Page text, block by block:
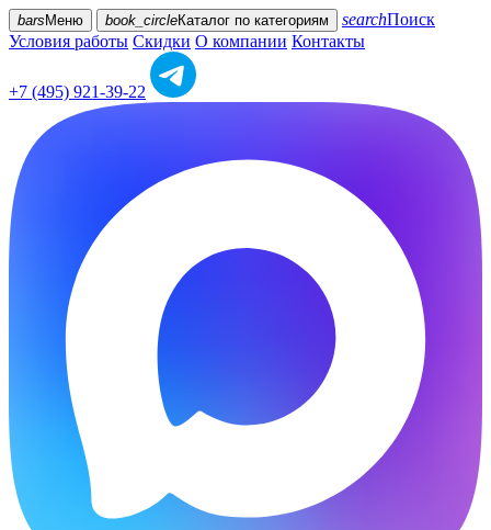
bars Меню book_circleКаталог по категориям searchПоиск
Условия работы Скидки О компании Контакты
+7 (495) 921-39-22